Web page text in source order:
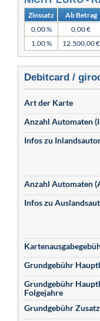
Zinssatz Ab Betrag
0,00 %
0,00 €
1,00 %
12.500,00 €
Debitcard /
Art der Karte
Anzahl Automaten
Infos zu
Anzahl Automaten
Infos zu
Grundgebühr
Grundgebühr
Folgejahre
Grundgebühr